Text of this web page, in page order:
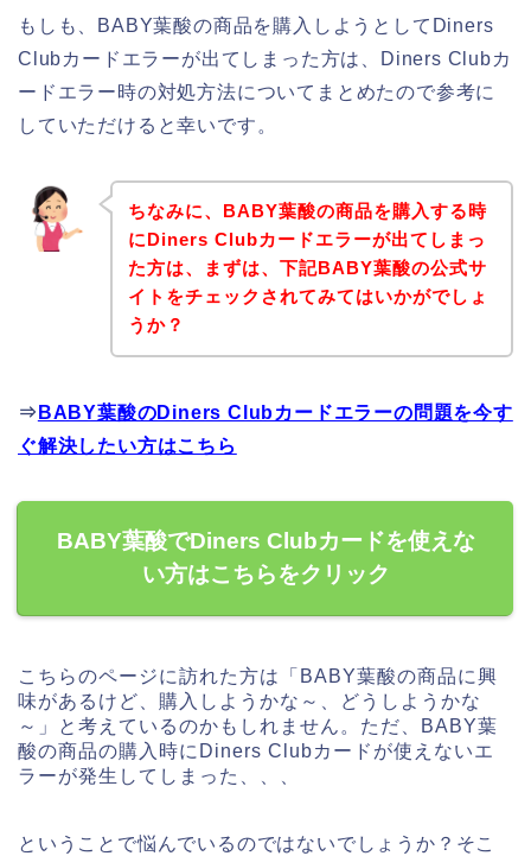
もしも、BABY葉酸の商品を購入しようとしてDiners
Clubカードエラーが出てしまった方は、Diners Clubカ
ードエラー時の対処方法についてまとめたので参考に
していただけると幸いです。
ちなみに、BABY葉酸の商品を購入する時
にDiners Clubカードエラーが出てしまっ
た方は、まずは、下記BABY葉酸の公式サ
イトをチェックされてみてはいかがでしょ
うか？
⇒ BABY葉酸のDiners Clubカードエラーの問題を今す
ぐ解決したい方はこちら
BABY葉酸でDiners Clubカードを使えな
い方はこちらをクリック
こちらのページに訪れた方は「BABY葉酸の商品に興
味があるけど、購入しようかな～、どうしようかな
～」と考えているのかもしれません。ただ、BABY葉
酸の商品の購入時にDiners Clubカードが使えないエ
ラーが発生してしまった、、、
ということで悩んでいるのではないでしょうか？そこ